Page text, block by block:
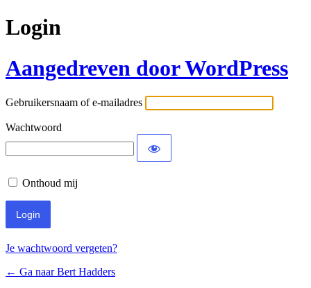
Login
Aangedreven door WordPress
Gebruikersnaam of e-mailadres
Wachtwoord
Onthoud mij
Je wachtwoord vergeten?
← Ga naar Bert Hadders